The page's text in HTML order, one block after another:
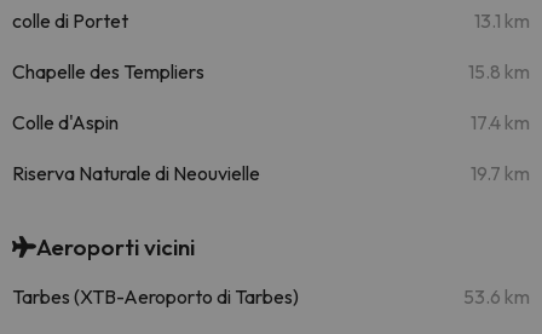
colle di Portet 13.1 km
Chapelle des Templiers 15.8 km
Colle d'Aspin 17.4 km
Riserva Naturale di Neouvielle 19.7 km
Aeroporti vicini
Tarbes (XTB-Aeroporto di Tarbes) 53.6 km